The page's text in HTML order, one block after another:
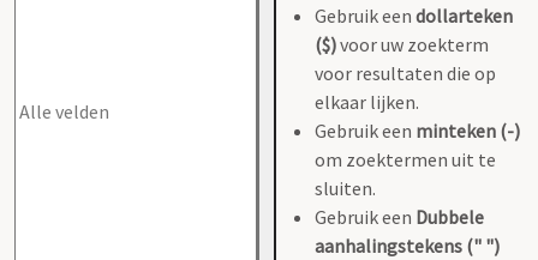
Gebruik een dollarteken
($)voor uw zoekterm
voor resultaten die op
elkaar lijken.
Gebruik een minteken (-)
om zoektermen uit te
sluiten.
Gebruik een Dubbele
aanhalingstekens (" ")